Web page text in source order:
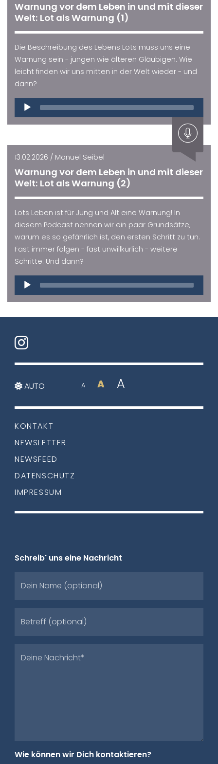
Warnung vor dem Leben in und mit dieser
Welt: Lot als Warnung (1)
Die Beschreibung des Lebens Lots muss uns eine
Warnung sein - jungen wie älteren Gläubigen. Wie
leicht finden wir uns mitten in der Welt wieder - und
dann?
Audio
Player
13.02.2026 / Manuel Seibel
Warnung vor dem Leben in und mit dieser
Welt: Lot als Warnung (2)
Lots Leben ist für Jung und Alt eine Warnung! In
diesem Podcast nennen wir ein paar Grundsätze,
warum es so gefährlich ist, den ersten Schritt zu tun.
Fast immer folgen - fast unwillkürlich - weitere
Schritte. Und dann?
Audio
Player
Schreib' uns eine Nachricht
Dein Name (optional)
Betreff (optional)
Deine Nachricht*
Wie können wir Dich kontaktieren?
AUTO A A A
KONTAKT
NEWSLETTER
NEWSFEED
DATENSCHUTZ
IMPRESSUM